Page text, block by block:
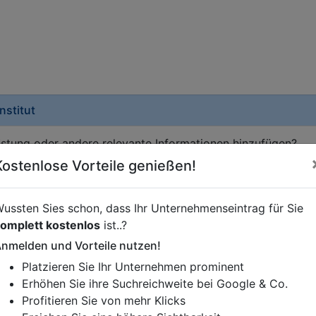
oder andere relevante Informationen hinzufügen?
Gerne erweitern wir Ihren Firmeneintrag um
Ihren Wettbewerbern abheben.
Vorteile genießen!
Sies schon, dass Ihr Unternehmenseintrag für Sie
kostenlos ist..?
und Vorteile nutzen!
Platzieren Sie Ihr Unternehmen prominent
Erhöhen Sie ihre Suchreichweite bei Google & Co.
Profitieren Sie von mehr Klicks